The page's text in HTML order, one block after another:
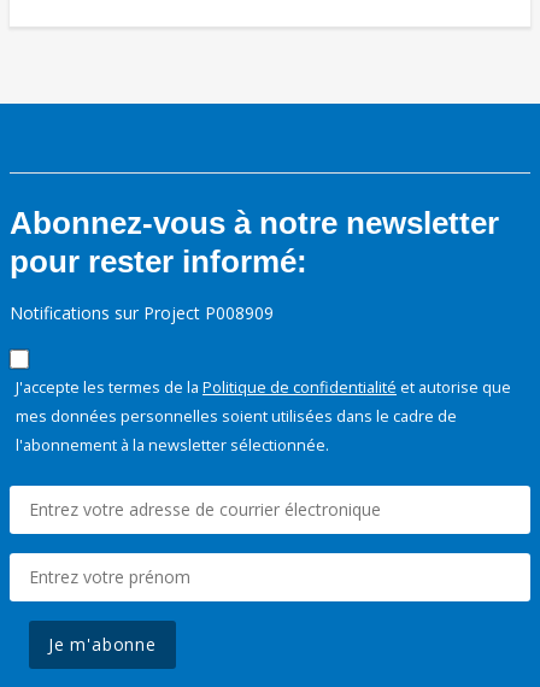
Abonnez-vous à notre newsletter
pour rester informé:
Notifications sur Project P008909
J'accepte les termes de la Politique de confidentialité et autorise que
mes données personnelles soient utilisées dans le cadre de
l'abonnement à la newsletter sélectionnée.
Je m'abonne